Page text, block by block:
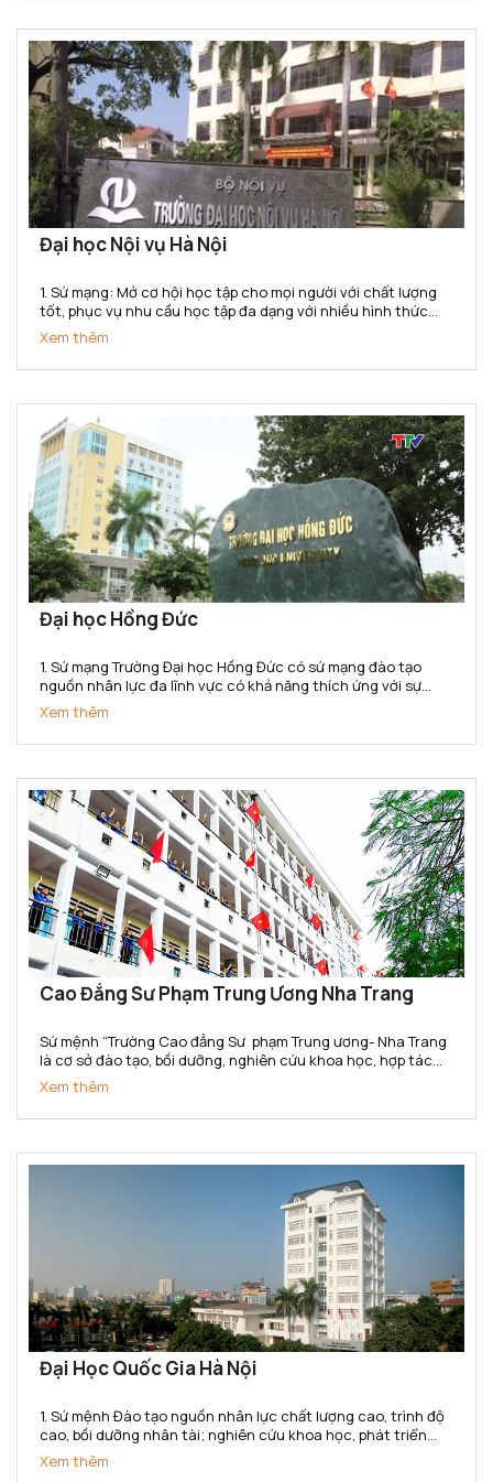
Đại học Nội vụ Hà Nội
1. Sứ mạng: Mở cơ hội học tập cho mọi người với chất lượng
tốt, phục vụ nhu cầu học tập đa dạng với nhiều hình thức
đào tạo, đa ngành, đa cấp độ, đáp ứng yêu cầu nguồn nhân
lực của ngành nội vụ và cho xã hội trong công...
Xem thêm
Đại học Hồng Đức
1. Sứ mạng Trường Đại học Hồng Đức có sứ mạng đào tạo
nguồn nhân lực đa lĩnh vực có khả năng thích ứng với sự
thay đổi của thị trường lao động; nghiên cứu khoa học,
chuyển giao công nghệ phục vụ sự phát triển kinh tế - xã...
Xem thêm
Cao Đẳng Sư Phạm Trung Ương Nha Trang
Sứ mệnh “Trường Cao đẳng Sư phạm Trung ương- Nha Trang
là cơ sở đào tạo, bồi dưỡng, nghiên cứu khoa học, hợp tác
quốc tế, cung cấp nguồn nhân lực trình độ cao đẳng trong
lĩnh vực khoa học xã hội và nhân văn, đáp ứng yêu...
Xem thêm
Đại Học Quốc Gia Hà Nội
1. Sứ mệnh Đào tạo nguồn nhân lực chất lượng cao, trình độ
cao, bồi dưỡng nhân tài; nghiên cứu khoa học, phát triển
công nghệ và chuyển giao tri thức đa ngành, đa lĩnh vực;
góp phần xây dựng, phát triển và bảo vệ đất nước;...
Xem thêm